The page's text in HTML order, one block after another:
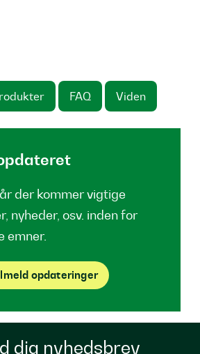
FAQ Viden
der kommer vigtige
nyheder, osv. inden for
emner.
opdateringer
dig nyhedsbrev